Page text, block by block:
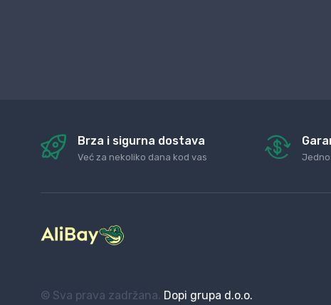
Brza i sigurna dostava
Već za nekoliko dana kod vas
© Sva prava zadržana. Dopi grupa d.o.o.